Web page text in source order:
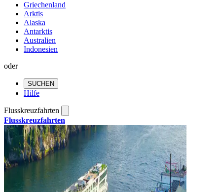
Griechenland
Arktis
Alaska
Antarktis
Australien
Indonesien
oder
SUCHEN
Hilfe
Flusskreuzfahrten
Flusskreuzfahrten